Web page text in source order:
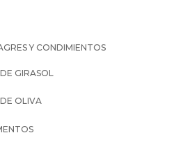
Y CONDIMIENTOS
GIRASOL
OLIVA